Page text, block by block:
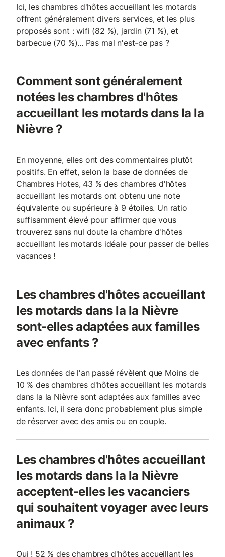
Ici, les chambres d'hôtes accueillant les motards
offrent généralement divers services, et les plus
proposés sont : wifi (82 %), jardin (71 %), et
barbecue (70 %)... Pas mal n'est-ce pas ?
Comment sont généralement
notées les chambres d'hôtes
accueillant les motards dans la la
Nièvre ?
En moyenne, elles ont des commentaires plutôt
positifs. En effet, selon la base de données de
Chambres Hotes, 43 % des chambres d'hôtes
accueillant les motards ont obtenu une note
équivalente ou supérieure à 9 étoiles. Un ratio
suffisamment élevé pour affirmer que vous
trouverez sans nul doute la chambre d'hôtes
accueillant les motards idéale pour passer de belles
vacances !
Les chambres d'hôtes accueillant
les motards dans la la Nièvre
sont-elles adaptées aux familles
avec enfants ?
Les données de l'an passé révèlent que Moins de
10 % des chambres d'hôtes accueillant les motards
dans la la Nièvre sont adaptées aux familles avec
enfants. Ici, il sera donc probablement plus simple
de réserver avec des amis ou en couple.
Les chambres d'hôtes accueillant
les motards dans la la Nièvre
acceptent-elles les vacanciers
qui souhaitent voyager avec leurs
animaux ?
Oui ! 52 % des chambres d'hôtes accueillant les